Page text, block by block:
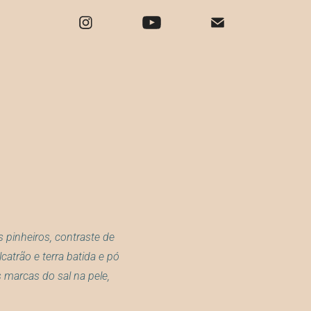
pinheiros, contraste de
e terra batida e pó
do sal na pele,